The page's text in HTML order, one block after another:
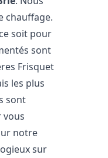
chauffage.
soit pour
sont
Frisquet
les plus
sont
vous
notre
sur